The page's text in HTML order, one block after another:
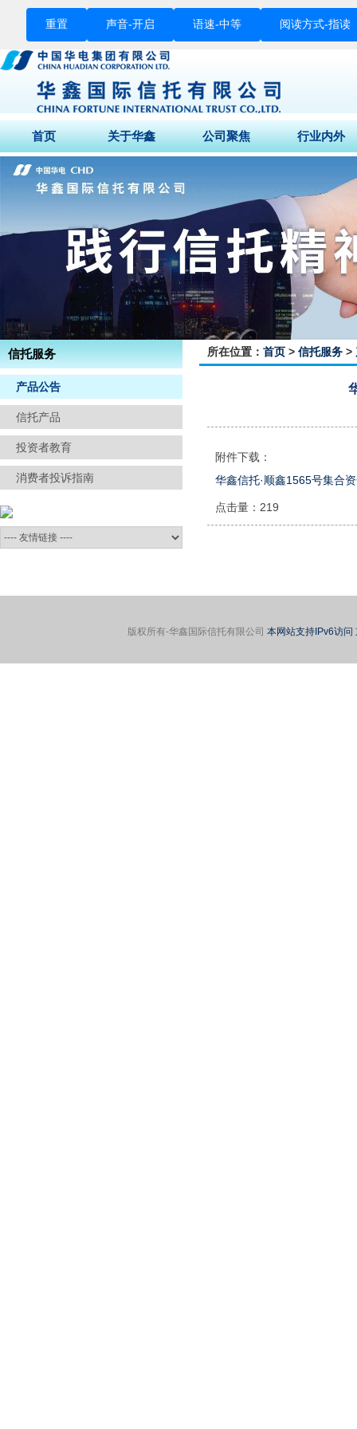
重置 声音-开启 语速-中等 阅读方式-指读
首页 关于华鑫
公司介绍
公司荣誉
股东结构
组织架构
企业文化
公司背景
公司聚焦 行业内外
行业要闻
征信专栏
信托服务
产品公告
信托产品
投资者教育
消费者投诉指南
所在位置： 首页 > 信托服务 >
附件下载：
华鑫信托·顺鑫1565号集合
点击量： 219
版权所有-华鑫国际信托有限公司 本网站支持IPv6访